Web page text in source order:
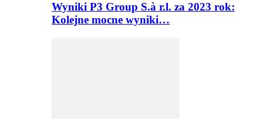
Wyniki P3 Group S.à r.l. za 2023 rok:
Kolejne mocne wyniki…